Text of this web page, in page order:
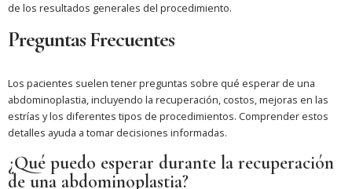
de los resultados generales del procedimiento.
Preguntas Frecuentes
Los pacientes suelen tener preguntas sobre qué esperar de una
abdominoplastia, incluyendo la recuperación, costos, mejoras en las
estrías y los diferentes tipos de procedimientos. Comprender estos
detalles ayuda a tomar decisiones informadas.
¿Qué puedo esperar durante la recuperación
de una abdominoplastia?